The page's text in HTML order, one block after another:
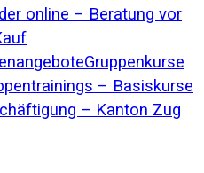
online – Beratung vor
Gruppenkurse
– Basiskurse
– Kanton Zug